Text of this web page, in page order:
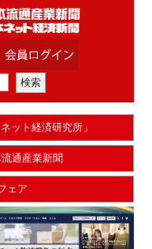
ット経済研究所」
流通産業新聞
ェア